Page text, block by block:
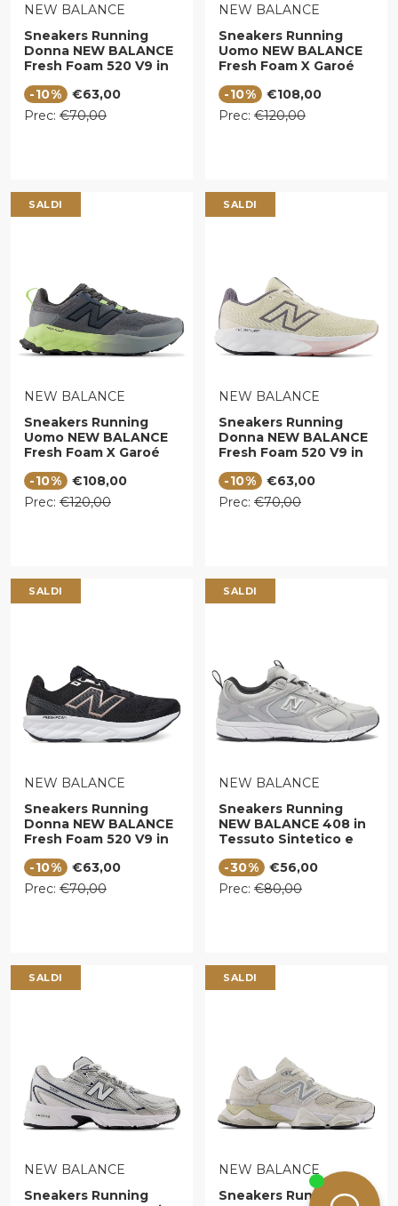
VENDITORE:
NEW BALANCE
Sneakers Running
Donna NEW BALANCE
Fresh Foam 520 V9 in
Salt Afterglow Grey
-10%
Prezzo di vendita
€63,00
Prezzo regolare
Prec: €70,00
VENDITORE:
NEW BALANCE
Sneakers Running
Uomo NEW BALANCE
Fresh Foam X Garoé
Tangerine Heat
-10%
Prezzo di vendita
€108,00
Prezzo regolare
Prec: €120,00
SALDI
VENDITORE:
NEW BALANCE
Sneakers Running
Uomo NEW BALANCE
Fresh Foam X Garoé
Afterglow e Dry Lime
-10%
Prezzo di vendita
€108,00
Prezzo regolare
Prec: €120,00
SALDI
VENDITORE:
NEW BALANCE
Sneakers Running
Donna NEW BALANCE
Fresh Foam 520 V9 in
Linen Grey e
Rosewood
-10%
Prezzo di vendita
€63,00
Prezzo regolare
Prec: €70,00
SALDI
VENDITORE:
NEW BALANCE
Sneakers Running
Donna NEW BALANCE
Fresh Foam 520 V9 in
Nero
-10%
Prezzo di vendita
€63,00
Prezzo regolare
Prec: €70,00
SALDI
VENDITORE:
NEW BALANCE
Sneakers Running
NEW BALANCE 408 in
Tessuto Sintetico e
-30%
Prezzo di vendita
€56,00
Prezzo regolare
Prec: €80,00
SALDI
VENDITORE:
NEW BALANCE
Sneakers Running
SALDI
VENDITORE:
NEW BALANCE
Sneakers Running